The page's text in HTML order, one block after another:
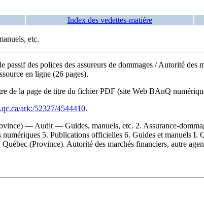
Index des vedettes-matière
etc.
des polices des assureurs de dommages / Autorité des
en ligne (26 pages).
de la page de titre du fichier PDF (site Web BAnQ
ark:/52327/4544410.
— Audit — Guides, manuels, etc. 2. Assurance-
5. Publications officielles 6. Guides et manuels
(Province). Autorité des marchés financiers, autre